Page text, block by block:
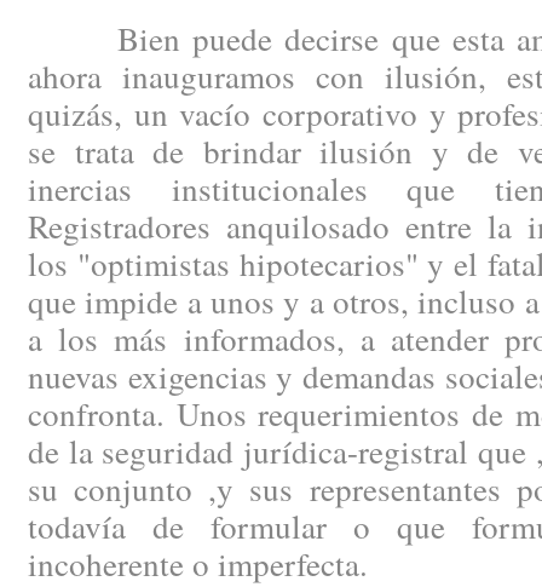
Bien puede decirse que esta
ahora inauguramos con ilusión,
quizás, un vacío corporativo y
se trata de brindar ilusión y de
inercias institucionales que
Registradores anquilosado entre la
los "optimistas hipotecarios" y el
que impide a unos y a otros, incluso
a los más informados, a atender
nuevas exigencias y demandas
confronta. Unos requerimientos de
de la seguridad jurídica-registral que
su conjunto ,y sus representantes
todavía de formular o que
incoherente o imperfecta.